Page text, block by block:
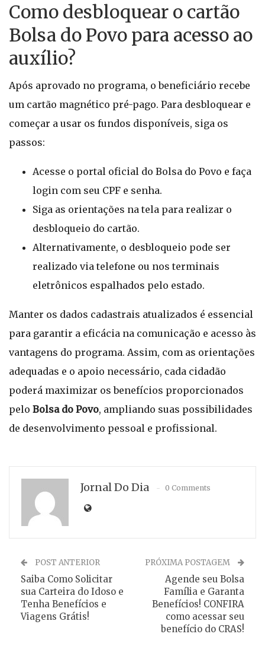
Como desbloquear o cartão
Bolsa do Povo para acesso ao
auxílio?
Após aprovado no programa, o beneficiário recebe
um cartão magnético pré-pago. Para desbloquear e
começar a usar os fundos disponíveis, siga os
passos:
Acesse o portal oficial do Bolsa do Povo e faça
login com seu CPF e senha.
Siga as orientações na tela para realizar o
desbloqueio do cartão.
Alternativamente, o desbloqueio pode ser
realizado via telefone ou nos terminais
eletrônicos espalhados pelo estado.
Manter os dados cadastrais atualizados é essencial
para garantir a eficácia na comunicação e acesso às
vantagens do programa. Assim, com as orientações
adequadas e o apoio necessário, cada cidadão
poderá maximizar os benefícios proporcionados
pelo Bolsa do Povo, ampliando suas possibilidades
de desenvolvimento pessoal e profissional.
Jornal Do Dia 0 Comments
POST ANTERIOR
Saiba Como Solicitar
sua Carteira do Idoso e
Tenha Benefícios e
Viagens Grátis!
PRÓXIMA POSTAGEM
Agende seu Bolsa
Família e Garanta
Benefícios! CONFIRA
como acessar seu
benefício do CRAS!